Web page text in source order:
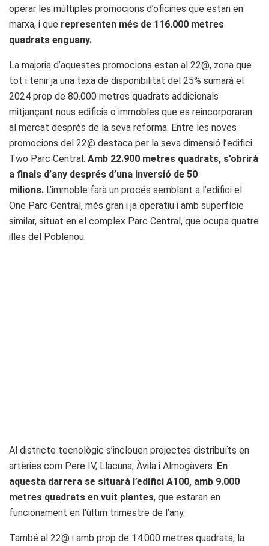
operar les múltiples promocions d’oficines que estan en
marxa, i que representen més de 116.000 metres
quadrats enguany.
La majoria d’aquestes promocions estan al 22@, zona que
tot i tenir ja una taxa de disponibilitat del 25% sumarà el
2024 prop de 80.000 metres quadrats addicionals
mitjançant nous edificis o immobles que es reincorporaran
al mercat després de la seva reforma. Entre les noves
promocions del 22@ destaca per la seva dimensió l’edifici
Two Parc Central. Amb 22.900 metres quadrats, s’obrirà
a finals d’any després d’una inversió de 50
milions. L’immoble farà un procés semblant a l’edifici el
One Parc Central, més gran i ja operatiu i amb superfície
similar, situat en el complex Parc Central, que ocupa quatre
illes del Poblenou.
Al districte tecnològic s’inclouen projectes distribuïts en
artèries com Pere IV, Llacuna, Àvila i Almogàvers. En
aquesta darrera se situarà l’edifici A100, amb 9.000
metres quadrats en vuit plantes, que estaran en
funcionament en l’últim trimestre de l’any.
També al 22@ i amb prop de 14.000 metres quadrats, la